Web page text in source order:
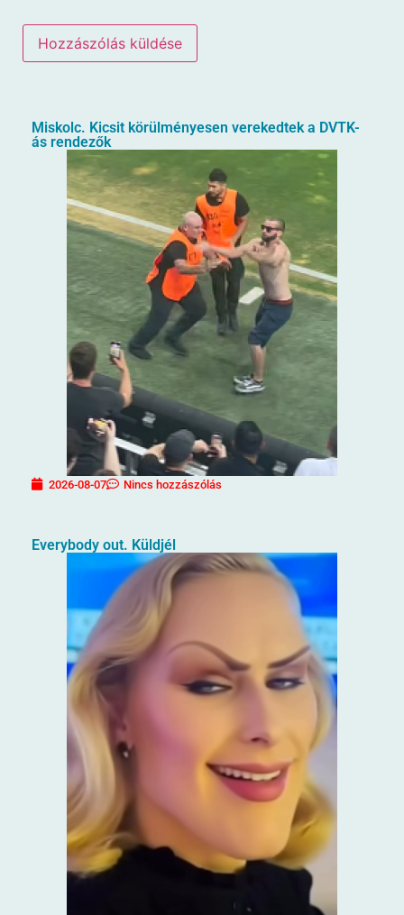
Miskolc. Kicsit körülményesen verekedtek a DVTK-
ás rendezők
2026-08-07 Nincs hozzászólás
Everybody out. Küldjél